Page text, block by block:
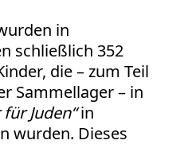
in
schließlich 352
die – zum Teil
Sammellager – in
Juden“in
wurden. Dieses